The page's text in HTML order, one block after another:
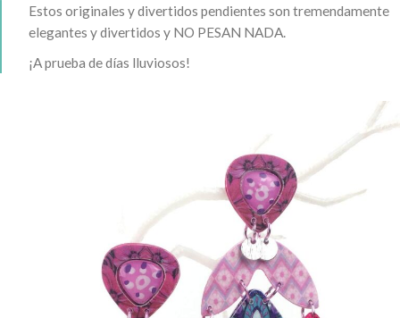
Estos originales y divertidos pendientes son tremendamente
elegantes y divertidos y NO PESAN NADA.
¡A prueba de días lluviosos!